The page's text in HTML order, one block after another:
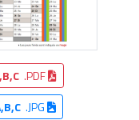
.PDF
.JPG